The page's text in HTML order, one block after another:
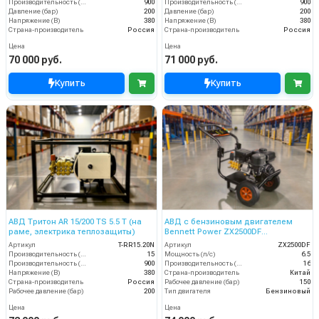
900
Давление (бар)
200
Напряжение (В)
380
Страна-производитель
Россия
Цена
70 000 руб.
Купить
900
Давление (бар)
200
Напряжение (В)
380
Страна-производитель
Россия
Цена
71 000 руб.
Купить
АВД Тритон AR 15/200 TS 5.5 T (на
раме, электрика теплозащиты)
Артикул
T-RR15.20N
Производительность (л/мин)
15
Производительность (л/ч)
900
Напряжение (В)
380
Страна-производитель
Россия
Рабочее давление (бар)
200
Цена
АВД с бензиновым двигателем
Bennett Power ZX2500DF
(электрический стартер)
Артикул
ZX2500DF
Мощность (л/с)
6.5
Производительность (л/мин)
16
Страна-производитель
Китай
Рабочее давление (бар)
150
Тип двигателя
Бензиновый
Цена